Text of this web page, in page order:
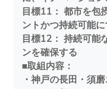
目標11： 都市を包
ントかつ持続可能
目標12： 持続可能
ンを確保する
■取組内容：
・神戸の長田・須